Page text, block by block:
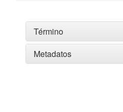
Término
Metadatos